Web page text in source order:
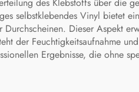
selbstklebendes Vinyl bietet
Dieser Aspekt
der Feuchtigkeitsaufnahme
Ergebnisse, die ohne